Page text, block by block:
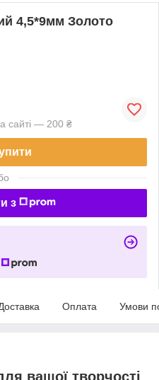
4,5*9мм Золото
сайті — 200 ₴
з
Оплата Умови
вашої творчості